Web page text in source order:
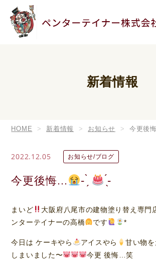
新着情報
HOME 新着情報 お知らせ 今更後
2022.12.05 お知らせ/ブログ
今更後悔… - ̗̀ ̖́-
まいど
大阪府八尾市の建物塗り替え専門
ンターテイナーの高橋
です *
今日は ケーキやら アイスやら‪
甘い物
しまいました〜
今更 後悔…笑